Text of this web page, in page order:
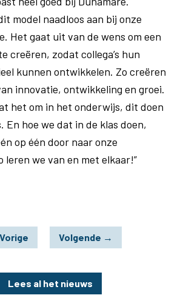
model naadloos aan bij onze
Het gaat uit van de wens om een
creëren, zodat collega’s hun
kunnen ontwikkelen. Zo creëren
innovatie, ontwikkeling en groei.
het om in het onderwijs, dit doen
En hoe we dat in de klas doen,
op één door naar onze
leren we van en met elkaar!”
Vorige Volgende →
Lees al het nieuws